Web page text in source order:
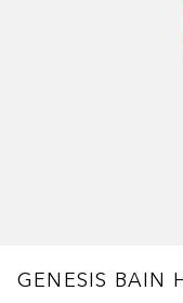
GENESIS BAIN